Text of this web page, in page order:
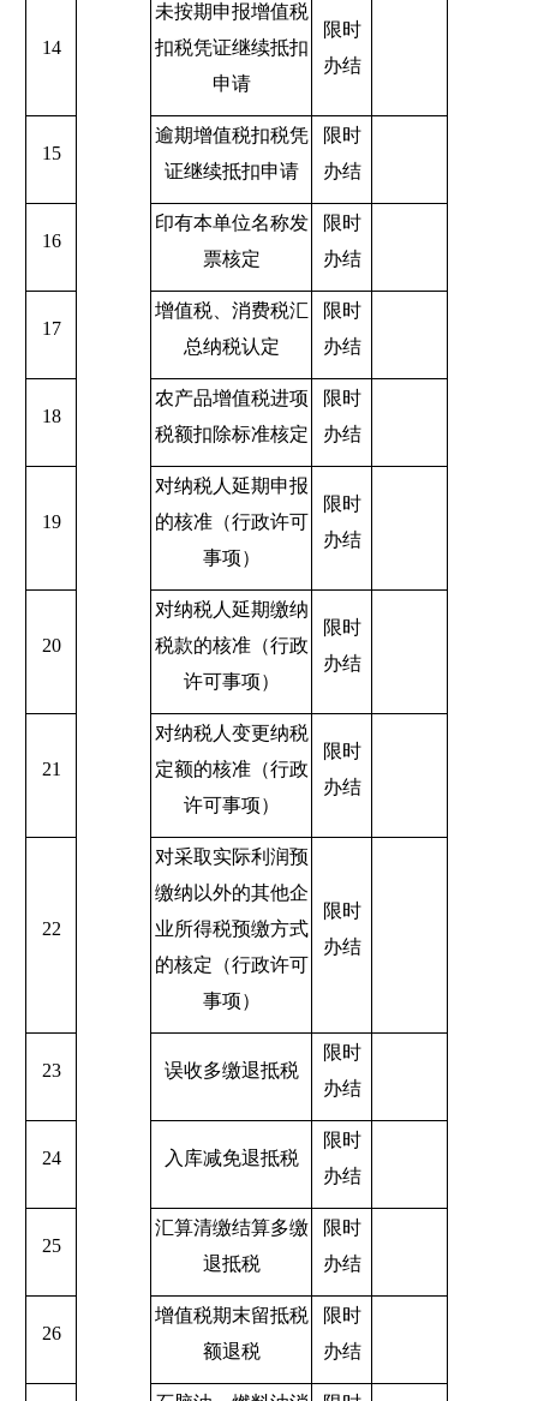
14
未按期申报增值税
扣税凭证继续抵扣
申请
限时
办结
15
逾期增值税扣税凭
证继续抵扣申请
限时
办结
16
印有本单位名称发
票核定
限时
办结
17
增值税、消费税汇
总纳税认定
限时
办结
18
农产品增值税进项
税额扣除标准核定
限时
办结
19
对纳税人延期申报
的核准（行政许可
事项）
限时
办结
20
对纳税人延期缴纳
税款的核准（行政
许可事项）
限时
办结
21
对纳税人变更纳税
定额的核准（行政
许可事项）
限时
办结
22
对采取实际利润预
缴纳以外的其他企
业所得税预缴方式
的核定（行政许可
事项）
限时
办结
23 误收多缴退抵税
限时
办结
24 入库减免退抵税
限时
办结
25
汇算清缴结算多缴
退抵税
限时
办结
26
增值税期末留抵税
额退税
限时
办结